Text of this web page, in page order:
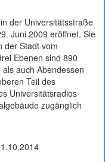
der Universitätsstraße
Juni 2009 eröffnet. Sie
der Stadt vom
Ebenen sind 890
auch Abendessen
Teil des
Universitätsradios
zugänglich